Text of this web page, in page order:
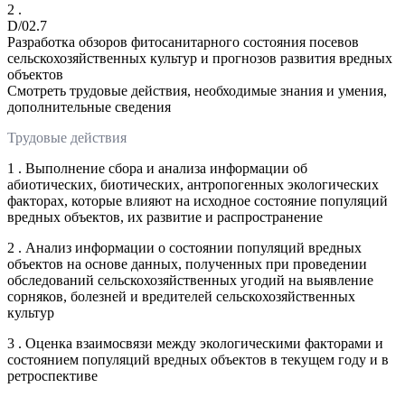
2 .
D/02.7
Разработка обзоров фитосанитарного состояния посевов
сельскохозяйственных культур и прогнозов развития вредных
объектов
Смотреть трудовые действия, необходимые знания и умения,
дополнительные сведения
Трудовые действия
1 . Выполнение сбора и анализа информации об
абиотических, биотических, антропогенных экологических
факторах, которые влияют на исходное состояние популяций
вредных объектов, их развитие и распространение
2 . Анализ информации о состоянии популяций вредных
объектов на основе данных, полученных при проведении
обследований сельскохозяйственных угодий на выявление
сорняков, болезней и вредителей сельскохозяйственных
культур
3 . Оценка взаимосвязи между экологическими факторами и
состоянием популяций вредных объектов в текущем году и в
ретроспективе